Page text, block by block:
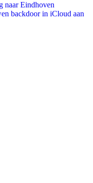
naar Eindhoven
backdoor in iCloud aan